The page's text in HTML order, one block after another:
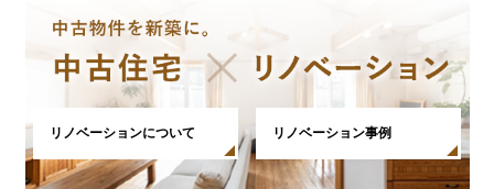
リノベーションについて リノベーション事例